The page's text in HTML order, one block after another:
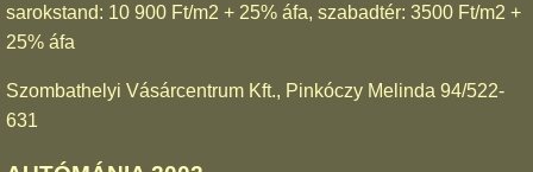
sarokstand: 10 900 Ft/m2 + 25% áfa, szabadtér: 3500 Ft/m2 +
25% áfa
Szombathelyi Vásárcentrum Kft., Pinkóczy Melinda 94/522-
631